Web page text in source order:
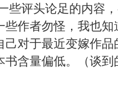
些评头论足的内容
些作者勿怪，我也
己对于最近变嫁作
书含量偏低。（谈